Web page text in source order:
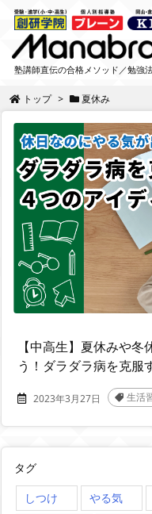
塾講師直伝の合格メソッド／勉強
トップ > 夏休み
【中高生】夏休みや
う！ダラダラ病を克服
2023年3月27日 生活
タグ
しつけ
やる気